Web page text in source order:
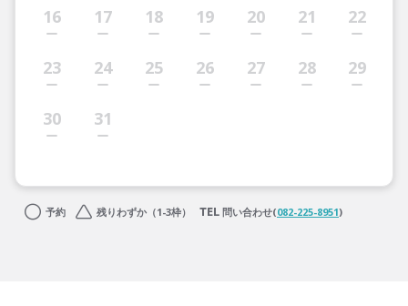
16 17 18 19 20 21 22
23 24 25 26 27 28 29
30 31
予約 残りわずか（1-3枠） 問い合わせ(082-225-8951)